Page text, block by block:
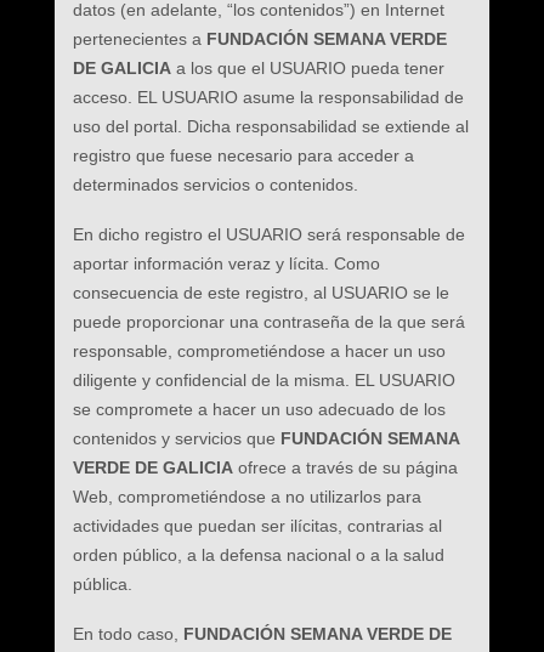
datos (en adelante, “los contenidos”) en Internet
pertenecientes a FUNDACIÓN SEMANA VERDE
DE GALICIA a los que el USUARIO pueda tener
acceso. EL USUARIO asume la responsabilidad de
uso del portal. Dicha responsabilidad se extiende al
registro que fuese necesario para acceder a
determinados servicios o contenidos.
En dicho registro el USUARIO será responsable de
aportar información veraz y lícita. Como
consecuencia de este registro, al USUARIO se le
puede proporcionar una contraseña de la que será
responsable, comprometiéndose a hacer un uso
diligente y confidencial de la misma. EL USUARIO
se compromete a hacer un uso adecuado de los
contenidos y servicios que FUNDACIÓN SEMANA
VERDE DE GALICIA ofrece a través de su página
Web, comprometiéndose a no utilizarlos para
actividades que puedan ser ilícitas, contrarias al
orden público, a la defensa nacional o a la salud
pública.
En todo caso, FUNDACIÓN SEMANA VERDE DE